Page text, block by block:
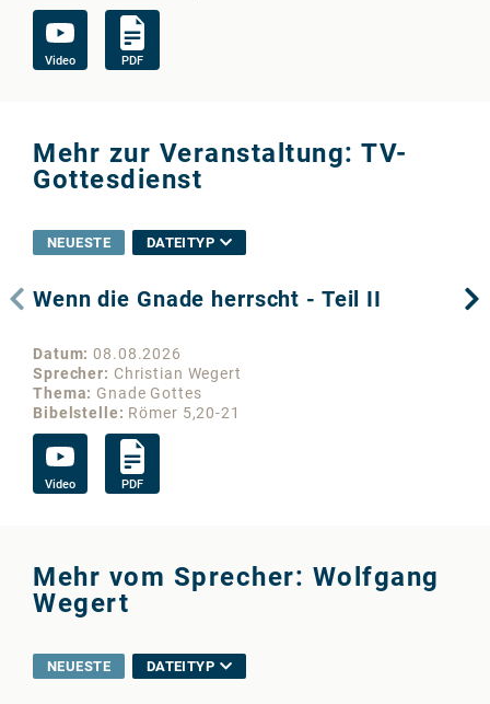
Video PDF
Mehr zur Veranstaltung: TV-
Gottesdienst
NEUESTE DATEITYP
Wenn die Gnade herrscht - Teil II
Datum 08.08.2026
Sprecher
Christian Wegert
Thema
Gnade Gottes
Bibelstelle
Römer 5,20-21
Video PDF
Mehr vom Sprecher: Wolfgang
Wegert
NEUESTE DATEITYP